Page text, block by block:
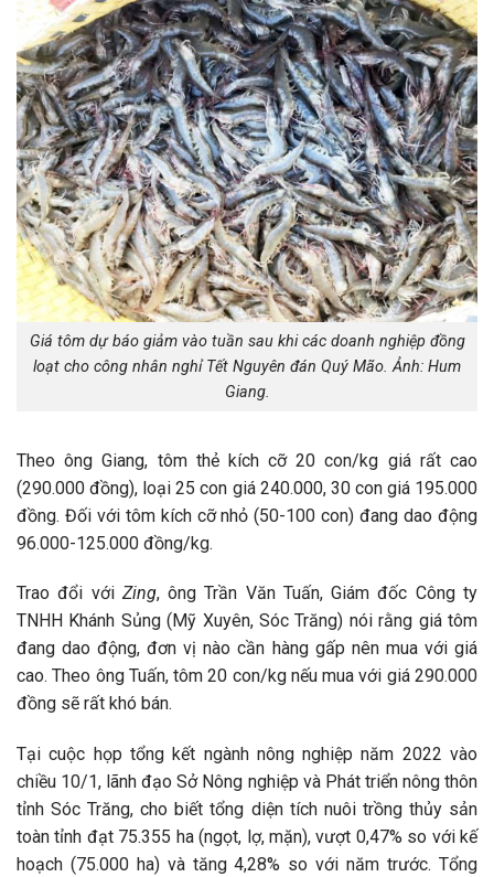
Giá tôm dự báo giảm vào tuần sau khi các doanh nghiệp đồng
loạt cho công nhân nghỉ Tết Nguyên đán Quý Mão. Ảnh: Hum
Giang.
Theo ông Giang, tôm thẻ kích cỡ 20 con/kg giá rất cao
(290.000 đồng), loại 25 con giá 240.000, 30 con giá 195.000
đồng. Đối với tôm kích cỡ nhỏ (50-100 con) đang dao động
96.000-125.000 đồng/kg.
Trao đổi với Zing, ông Trần Văn Tuấn, Giám đốc Công ty
TNHH Khánh Sủng (Mỹ Xuyên, Sóc Trăng) nói rằng giá tôm
đang dao động, đơn vị nào cần hàng gấp nên mua với giá
cao. Theo ông Tuấn, tôm 20 con/kg nếu mua với giá 290.000
đồng sẽ rất khó bán.
Tại cuộc họp tổng kết ngành nông nghiệp năm 2022 vào
chiều 10/1, lãnh đạo Sở Nông nghiệp và Phát triển nông thôn
tỉnh Sóc Trăng, cho biết tổng diện tích nuôi trồng thủy sản
toàn tỉnh đạt 75.355 ha (ngọt, lợ, mặn), vượt 0,47% so với kế
hoạch (75.000 ha) và tăng 4,28% so với năm trước. Tổng